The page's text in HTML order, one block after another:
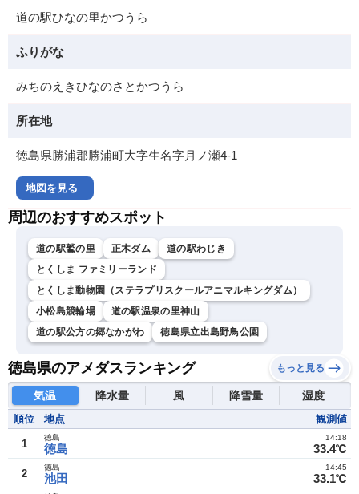
道の駅ひなの里かつうら
ふりがな
みちのえきひなのさとかつうら
所在地
徳島県勝浦郡勝浦町大字生名字月ノ瀬4-1
地図を見る
周辺のおすすめスポット
道の駅鷲の里 正木ダム
道の駅わじき
とくしま ファミリーランド
とくしま動物園（ステラプリスクールアニマルキングダム）
小松島競輪場
道の駅温泉の里神山
道の駅公方の郷なかがわ
徳島県立出島野鳥公園
徳島県のアメダスランキング もっと見る
気温 降水量 風 降雪量 湿度
順位 地点 観測値
1 徳島
徳島
33.4℃
14:18
2 池田
徳島
33.1℃
14:45